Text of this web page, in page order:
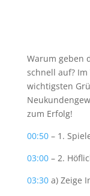
Warum geben
schnell auf?
wichtigsten
zum Erfolg!
00:50– 1.
03:00– 2.
03:30a) Zeige